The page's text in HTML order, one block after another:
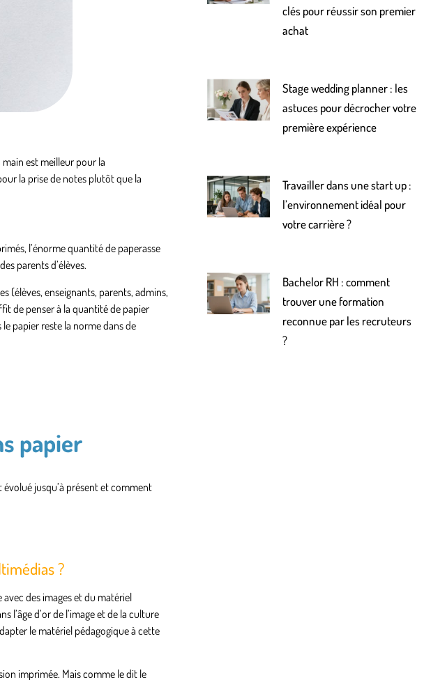
main est meilleur pour la
la prise de notes plutôt que la
l’énorme quantité de paperasse
parents d’élèves.
(élèves, enseignants, parents, admins,
de penser à la quantité de papier
papier reste la norme dans de
papier
jusqu’à présent et comment
?
des images et du matériel
l’âge d’or de l’image et de la culture
le matériel pédagogique à cette
imprimée. Mais comme le dit le
clés pour réussir son premier
achat
Stage wedding planner : les
astuces pour décrocher votre
première expérience
Travailler dans une start up :
l’environnement idéal pour
votre carrière ?
Bachelor RH : comment
trouver une formation
reconnue par les recruteurs
?